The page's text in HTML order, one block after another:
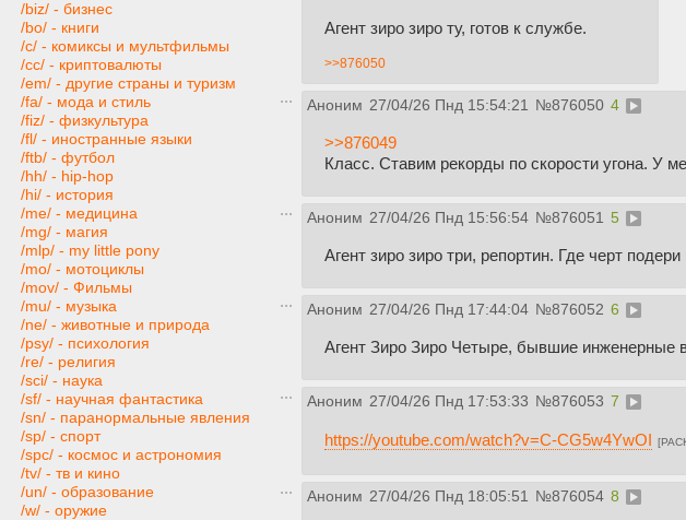
/biz/ - бизнес
/bo/ - книги
/c/ - комиксы и мультфильмы
/cc/ - криптовалюты
/em/ - другие страны и туризм
/fa/ - мода и стиль
/fiz/ - физкультура
/fl/ - иностранные языки
/ftb/ - футбол
/hh/ - hip-hop
/hi/ - история
/me/ - медицина
/mg/ - магия
/mlp/ - my little pony
/mo/ - мотоциклы
/mov/ - Фильмы
/mu/ - музыка
/ne/ - животные и природа
/psy/ - психология
/re/ - религия
/sci/ - наука
/sf/ - научная фантастика
/sn/ - паранормальные явления
/sp/ - спорт
/spc/ - космос и астрономия
/tv/ - тв и кино
/un/ - образование
/w/ - оружие
Агент зиро зиро ту, готов к службе.
>>876050
Аноним 27/04/26 Пнд 15:54:21 №876050 4
>>876049
Класс. Ставим рекорды по скорости угона. У
Аноним 27/04/26 Пнд 15:56:54 №876051 5
Агент зиро зиро три, репортин. Где черт
Аноним 27/04/26 Пнд 17:44:04 №876052 6
Агент Зиро Зиро Четыре, бывшие
Аноним 27/04/26 Пнд 17:53:33 №876053 7
https://youtube.com/watch?v=C-CG5w4YwOI
Аноним 27/04/26 Пнд 18:05:51 №876054 8